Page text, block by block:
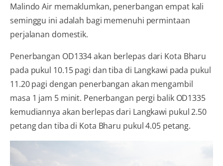
Malindo Air memaklumkan, penerbangan empat kali
seminggu ini adalah bagi memenuhi permintaan
perjalanan domestik.
Penerbangan OD1334 akan berlepas dari Kota Bharu
pada pukul 10.15 pagi dan tiba di Langkawi pada pukul
11.20 pagi dengan penerbangan akan mengambil
masa 1 jam 5 minit. Penerbangan pergi balik OD1335
kemudiannya akan berlepas dari Langkawi pukul 2.50
petang dan tiba di Kota Bharu pukul 4.05 petang.